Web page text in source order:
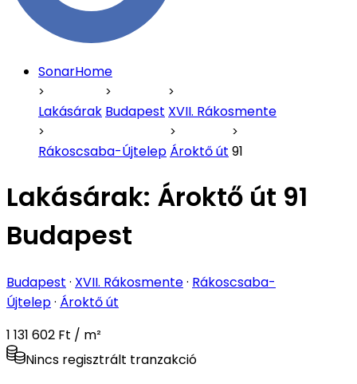
SonarHome
Lakásárak Budapest XVII. Rákosmente
Rákoscsaba-Újtelep Ároktő út 91
Lakásárak: Ároktő út 91
Budapest
Budapest · XVII. Rákosmente· Rákoscsaba-
Újtelep· Ároktő út
1 131 602 Ft / m²
Nincs regisztrált tranzakció